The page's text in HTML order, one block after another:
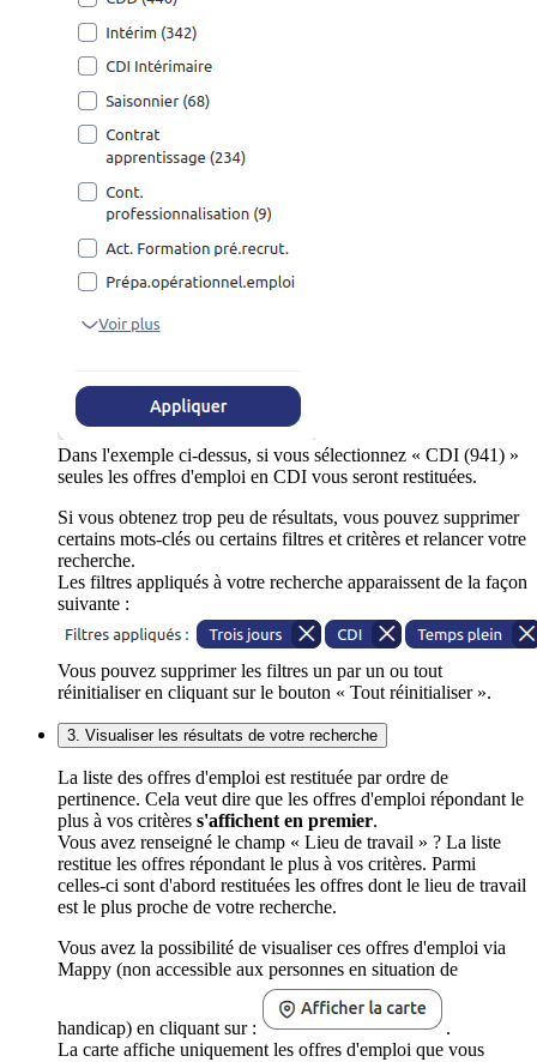
Dans l'exemple ci-dessus, si vous sélectionnez « CDI (941) »
seules les offres d'emploi en CDI vous seront restituées.
Si vous obtenez trop peu de résultats, vous pouvez supprimer
certains mots-clés ou certains filtres et critères et relancer votre
recherche.
Les filtres appliqués à votre recherche apparaissent de la façon
suivante :
Vous pouvez supprimer les filtres un par un ou tout
réinitialiser en cliquant sur le bouton « Tout réinitialiser ».
3. Visualiser les résultats de votre recherche
La liste des offres d'emploi est restituée par ordre de
pertinence. Cela veut dire que les offres d'emploi répondant le
plus à vos critères s'affichent en premier.
Vous avez renseigné le champ « Lieu de travail » ? La liste
restitue les offres répondant le plus à vos critères. Parmi
celles-ci sont d'abord restituées les offres dont le lieu de travail
est le plus proche de votre recherche.
Vous avez la possibilité de visualiser ces offres d'emploi via
Mappy (non accessible aux personnes en situation de
handicap) en cliquant sur :
.
La carte affiche uniquement les offres d'emploi que vous